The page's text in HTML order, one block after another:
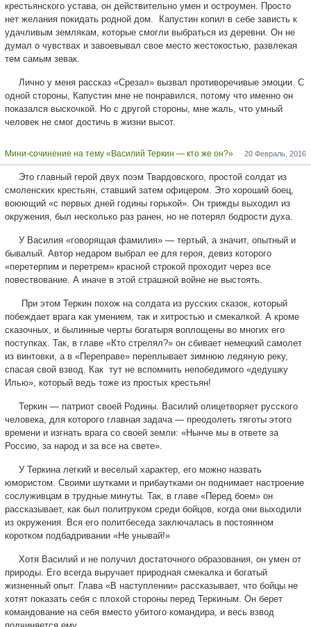
крестьянского устава, он действительно умен и остроумен. Просто
нет желания покидать родной дом. Капустин копил в себе зависть к
удачливым землякам, которые смогли выбраться из деревни. Он не
думал о чувствах и завоевывал свое место жестокостью, развлекая
тем самым зевак.
Лично у меня рассказ «Срезал» вызвал противоречивые эмоции. С
одной стороны, Капустин мне не понравился, потому что именно он
показался выскочкой. Но с другой стороны, мне жаль, что умный
человек не смог достичь в жизни высот.
20 Февраль, 2016
Мини-сочинение на тему «Василий Теркин — кто же он?»
Это главный герой двух поэм Твардовского, простой солдат из
смоленских крестьян, ставший затем офицером. Это хороший боец,
воюющий «с первых дней годины горькой». Он трижды выходил из
окружения, был несколько раз ранен, но не потерял бодрости духа.
У Василия «говорящая фамилия» — тертый, а значит, опытный и
бывалый. Автор недаром выбрал ее для героя, девиз которого
«перетерпим и перетрем» красной строкой проходит через все
повествование. А иначе в этой страшной войне не выстоять.
При этом Теркин похож на солдата из русских сказок, который
побеждает врага как умением, так и хитростью и смекалкой. А кроме
сказочных, и былинные черты богатыря воплощены во многих его
поступках. Так, в главе «Кто стрелял?» он сбивает немецкий самолет
из винтовки, а в «Переправе» переплывает зимнюю ледяную реку,
спасая свой взвод. Как тут не вспомнить непобедимого «дедушку
Илью», который ведь тоже из простых крестьян!
Теркин — патриот своей Родины. Василий олицетворяет русского
человека, для которого главная задача — преодолеть тяготы этого
времени и изгнать врага со своей земли: «Нынче мы в ответе за
Россию, за народ и за все на свете».
У Теркина легкий и веселый характер, его можно назвать
юмористом. Своими шутками и прибаутками он поднимает настроение
сослуживцам в трудные минуты. Так, в главе «Перед боем» он
рассказывает, как был политруком среди бойцов, когда они выходили
из окружения. Вся его политбеседа заключалась в постоянном
коротком подбадривании «Не унывай!»
Хотя Василий и не получил достаточного образования, он умен от
природы. Его всегда выручает природная смекалка и богатый
жизненный опыт. Глава «В наступлении» рассказывает, что бойцы не
хотят показать себя с плохой стороны перед Теркиным. Он берет
командование на себя вместо убитого командира, и весь взвод